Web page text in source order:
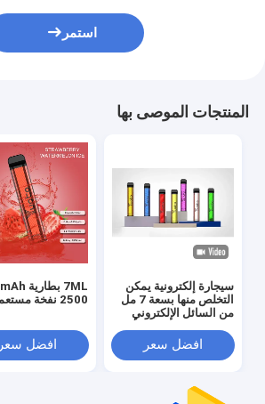
استمر
المنتجات الموصى بها
سيجارة إلكترونية يمكن
التخلص منها بسعة 7 مل
من السائل الإلكتروني
افضل سعر
2500 نفخة مستعملة
افضل سعر